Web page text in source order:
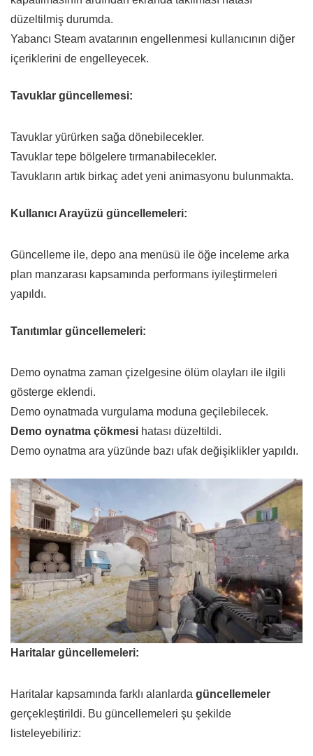
düzeltilmiş durumda.
Yabancı Steam avatarının engellenmesi kullanıcının diğer
içeriklerini de engelleyecek.
Tavuklar güncellemesi:
Tavuklar yürürken sağa dönebilecekler.
Tavuklar tepe bölgelere tırmanabilecekler.
Tavukların artık birkaç adet yeni animasyonu bulunmakta.
Kullanıcı Arayüzü güncellemeleri:
Güncelleme ile, depo ana menüsü ile öğe inceleme arka
plan manzarası kapsamında performans iyileştirmeleri
yapıldı.
Tanıtımlar güncellemeleri:
Demo oynatma zaman çizelgesine ölüm olayları ile ilgili
gösterge eklendi.
Demo oynatmada vurgulama moduna geçilebilecek.
Demo oynatma çökmesi hatası düzeltildi.
Demo oynatma ara yüzünde bazı ufak değişiklikler yapıldı.
Haritalar güncellemeleri:
Haritalar kapsamında farklı alanlarda güncellemeler
gerçekleştirildi. Bu güncellemeleri şu şekilde
listeleyebiliriz: